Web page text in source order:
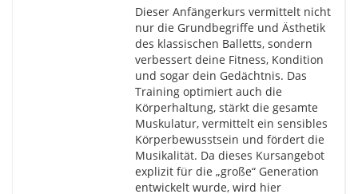
Dieser Anfängerkurs vermittelt nicht
nur die Grundbegriffe und Ästhetik
des klassischen Balletts, sondern
verbessert deine Fitness, Kondition
und sogar dein Gedächtnis. Das
Training optimiert auch die
Körperhaltung, stärkt die gesamte
Muskulatur, vermittelt ein sensibles
Körperbewusstsein und fördert die
Musikalität. Da dieses Kursangebot
explizit für die „große“ Generation
entwickelt wurde, wird hier